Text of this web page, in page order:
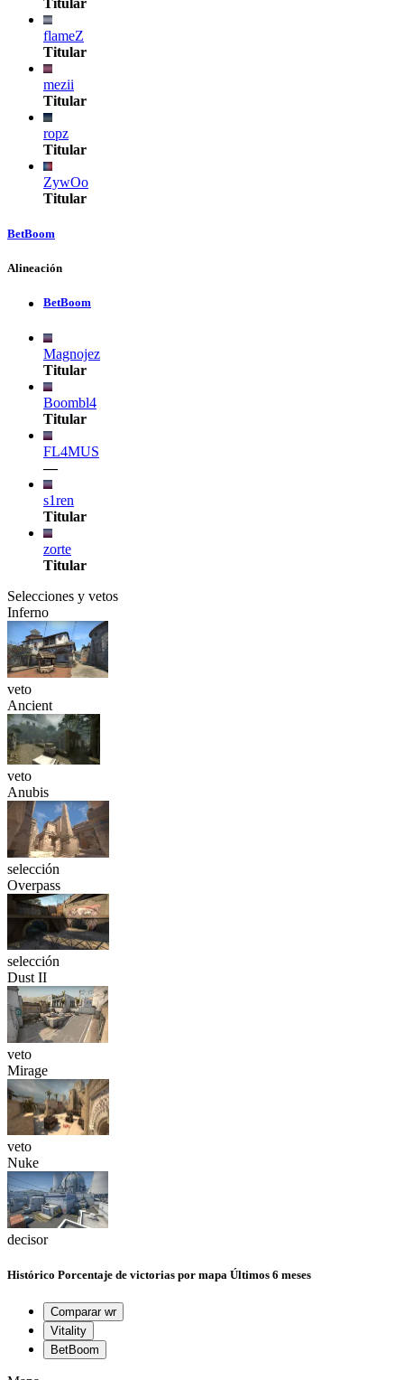
flameZ
Titular
mezii
Titular
ropz
Titular
ZywOo
Titular
BetBoom
Alineación
BetBoom
Magnojez
Titular
Boombl4
Titular
FL4MUS
—
s1ren
Titular
zorte
Titular
Selecciones y vetos
Inferno
veto
Ancient
veto
Anubis
selección
Overpass
selección
Dust II
veto
Mirage
veto
Nuke
decisor
Histórico Porcentaje de victorias por mapa Últimos 6 meses
Comparar wr
Vitality
BetBoom